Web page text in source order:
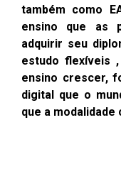
também como
ensino que as
adquirir seu
estudo flexíveis ,
ensino crescer,
digital que o
que a